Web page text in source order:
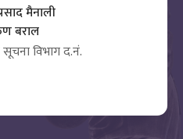
मैनाली
बराल
सूचना विभाग द.नं.